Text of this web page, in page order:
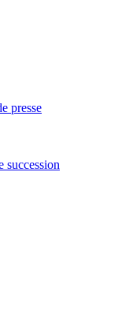
presse
succession